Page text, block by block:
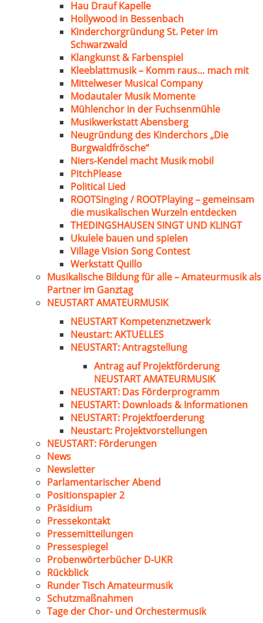
Hau Drauf Kapelle
Hollywood in Bessenbach
Kinderchorgründung St. Peter im
Schwarzwald
Klangkunst & Farbenspiel
Kleeblattmusik – Komm raus… mach mit
Mittelweser Musical Company
Modautaler Musik Momente
Mühlenchor in der Fuchsenmühle
Musikwerkstatt Abensberg
Neugründung des Kinderchors „Die
Burgwaldfrösche“
Niers-Kendel macht Musik mobil
PitchPlease
Political Lied
ROOTSinging / ROOTPlaying – gemeinsam
die musikalischen Wurzeln entdecken
THEDINGSHAUSEN SINGT UND KLINGT
Ukulele bauen und spielen
Village Vision Song Contest
Werkstatt Quillo
Musikalische Bildung für alle – Amateurmusik als
Partner im Ganztag
NEUSTART AMATEURMUSIK
NEUSTART Kompetenznetzwerk
Neustart: AKTUELLES
NEUSTART: Antragstellung
Antrag auf Projektförderung
NEUSTART AMATEURMUSIK
NEUSTART: Das Förderprogramm
NEUSTART: Downloads & Informationen
NEUSTART: Projektfoerderung
Neustart: Projektvorstellungen
NEUSTART: Förderungen
News
Newsletter
Parlamentarischer Abend
Positionspapier 2
Präsidium
Pressekontakt
Pressemitteilungen
Pressespiegel
Probenwörterbücher D-UKR
Rückblick
Runder Tisch Amateurmusik
Schutzmaßnahmen
Tage der Chor- und Orchestermusik